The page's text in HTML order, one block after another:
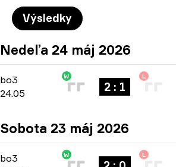
Výsledky
Nedeľa 24 máj 2026
bo3 -bo3
24.05
W
2 : 1
L
Sobota 23 máj 2026
bo3 -bo3
W L